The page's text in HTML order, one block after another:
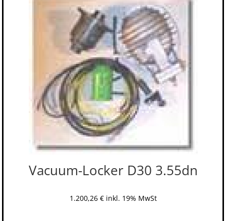
Vacuum-Locker D30 3.55dn
1.200,26 € inkl. 19% MwSt